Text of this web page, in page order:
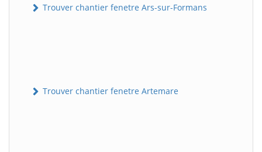
Trouver chantier fenetre Ars-sur-Formans
Trouver chantier fenetre Artemare